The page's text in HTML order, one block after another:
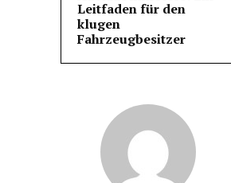
Leitfaden für den
klugen
Fahrzeugbesitzer